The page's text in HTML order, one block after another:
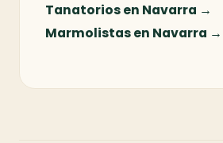
Tanatorios en Navarra →
Marmolistas en Navarra →